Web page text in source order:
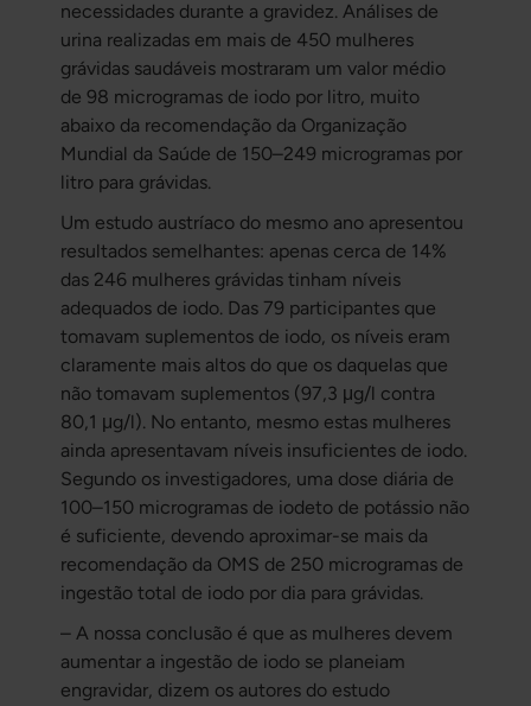
necessidades durante a gravidez. Análises de
urina realizadas em mais de 450 mulheres
grávidas saudáveis mostraram um valor médio
de 98 microgramas de iodo por litro, muito
abaixo da recomendação da Organização
Mundial da Saúde de 150–249 microgramas por
litro para grávidas.
Um estudo austríaco do mesmo ano apresentou
resultados semelhantes: apenas cerca de 14%
das 246 mulheres grávidas tinham níveis
adequados de iodo. Das 79 participantes que
tomavam suplementos de iodo, os níveis eram
claramente mais altos do que os daquelas que
não tomavam suplementos (97,3 μg/l contra
80,1 μg/l). No entanto, mesmo estas mulheres
ainda apresentavam níveis insuficientes de iodo.
Segundo os investigadores, uma dose diária de
100–150 microgramas de iodeto de potássio não
é suficiente, devendo aproximar-se mais da
recomendação da OMS de 250 microgramas de
ingestão total de iodo por dia para grávidas.
– A nossa conclusão é que as mulheres devem
aumentar a ingestão de iodo se planeiam
engravidar, dizem os autores do estudo